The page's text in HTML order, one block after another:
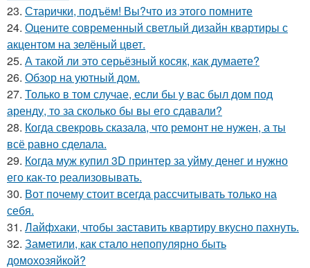
23. Старички, подъём! Вы?что из этого помните
24. Оцените современный светлый дизайн квартиры с
акцентом на зелёный цвет.
25. А такой ли это серьёзный косяк, как думаете?
26. Обзор на уютный дом.
27. Только в том случае, если бы у вас был дом под
аренду, то за сколько бы вы его сдавали?
28. Когда свекровь сказала, что ремонт не нужен, а ты
всё равно сделала.
29. Когда муж купил 3D принтер за уйму денег и нужно
его как-то реализовывать.
30. Вот почему стоит всегда рассчитывать только на
себя.
31. Лайфхаки, чтобы заставить квартиру вкусно пахнуть.
32. Заметили, как стало непопулярно быть
домохозяйкой?